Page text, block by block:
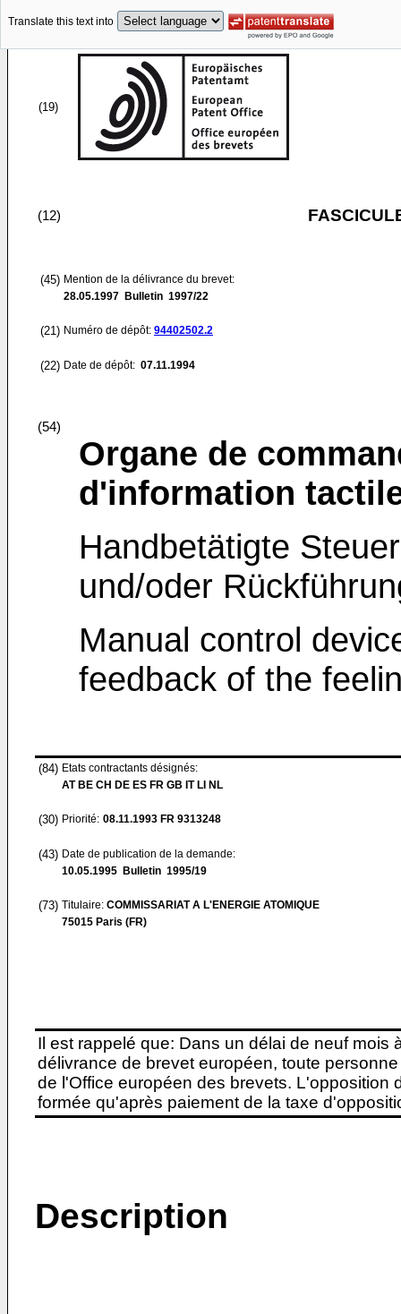
Translate this text into
(19)
(12)
(45) Mention de la délivrance du brevet:
28.05.1997 Bulletin 1997/22
(21) Numéro de dépôt: 94402502.2
(22) Date de dépôt: 07.11.1994
(54)
Organe de
d'information
Handbetätigte
und/oder
Manual control
feedback of the
(84) Etats contractants désignés:
AT BE CH DE ES FR GB IT LI NL
(30) Priorité: 08.11.1993 FR 9313248
(43) Date de publication de la demande:
10.05.1995 Bulletin 1995/19
(73) Titulaire: COMMISSARIAT A L'ENERGIE ATOMIQUE
75015 Paris (FR)
Il est rappelé que: Dans un délai de neuf
délivrance de brevet européen, toute
de l'Office européen des brevets. L'opposition
formée qu'après paiement de la taxe
Description